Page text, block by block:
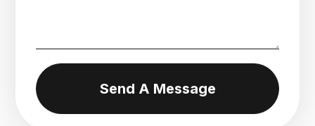
Send A Message